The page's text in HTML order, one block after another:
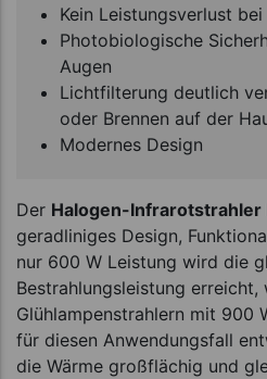
Kein Leistungsverlust
Photobiologische
Augen
Lichtfilterung deutlich
oder Brennen auf der
Modernes Design
Der Halogen-Infrarotstrahler
geradliniges Design,
nur 600 W Leistung wird die
Bestrahlungsleistung
Glühlampenstrahlern mit 900
für diesen Anwendungsfall
die Wärme großflächig und